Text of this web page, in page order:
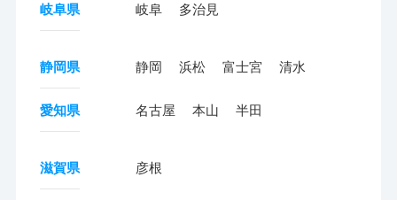
岐阜県 岐阜 多治見
静岡県 静岡 浜松 富士宮 清水
愛知県 名古屋 本山 半田
滋賀県 彦根